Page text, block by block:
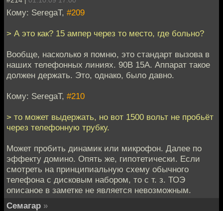
Кому: SeregaT, #209
> А это как? 15 ампер через то место, где больно?
Вообще, насколько я помню, это стандарт вызова в
наших телефонных линиях. 90В 15А. Аппарат такое
должен держать. Это, однако, было давно.
Кому: SeregaT, #210
> то может выдержать, но вот 1500 вольт не пробьёт
через телефонную трубку.
Может пробить динамик или микрофон. Далее по
эффекту домино. Опять же, гипотетически. Если
смотреть на принципиальную схему обычного
телефона с дисковым набором, то с т. з. ТОЭ
описаное в заметке не является невозможным.
Семагар »